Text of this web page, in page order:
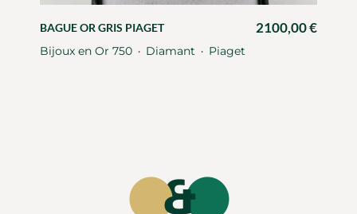
BAGUE OR GRIS PIAGET 2100,00€
Bijoux en Or 750 ・ Diamant ・ Piaget